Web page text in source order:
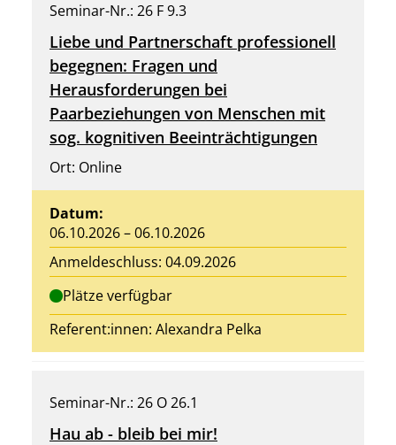
Seminar-Nr.: 26 F 9.3
Liebe und Partnerschaft professionell
begegnen: Fragen und
Herausforderungen bei
Paarbeziehungen von Menschen mit
sog. kognitiven Beeinträchtigungen
Ort: Online
Datum:
06.10.2026 – 06.10.2026
Anmeldeschluss: 04.09.2026
Plätze verfügbar
Referent:innen: Alexandra Pelka
Seminar-Nr.: 26 O 26.1
Hau ab - bleib bei mir!